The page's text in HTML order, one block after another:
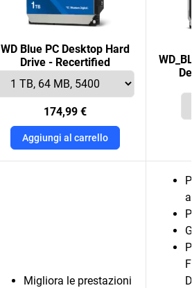
WD Blue PC Desktop Hard
Drive - Recertified
174,99 €
Aggiungi al carrello
Migliora le prestazioni